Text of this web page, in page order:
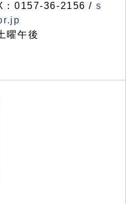
：0157-36-2156 / s
曜午後